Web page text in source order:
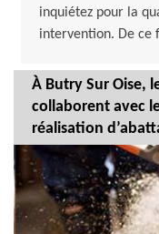
inquiétez pour la
intervention. De ce
À Butry Sur Oise,
collaborent avec
réalisation